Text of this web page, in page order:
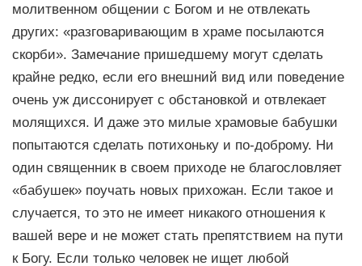
молитвенном общении с Богом и не отвлекать
других: «разговаривающим в храме посылаются
скорби». Замечание пришедшему могут сделать
крайне редко, если его внешний вид или поведение
очень уж диссонирует с обстановкой и отвлекает
молящихся. И даже это милые храмовые бабушки
попытаются сделать потихоньку и по-доброму. Ни
один священник в своем приходе не благословляет
«бабушек» поучать новых прихожан. Если такое и
случается, то это не имеет никакого отношения к
вашей вере и не может стать препятствием на пути
к Богу. Если только человек не ищет любой